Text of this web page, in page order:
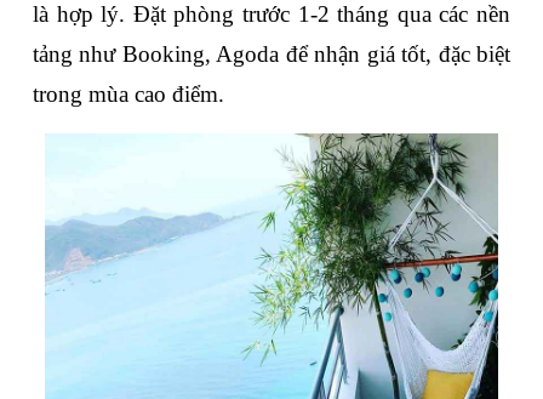
là hợp lý. Đặt phòng trước 1-2 tháng qua các nền
tảng như Booking, Agoda để nhận giá tốt, đặc biệt
trong mùa cao điểm.